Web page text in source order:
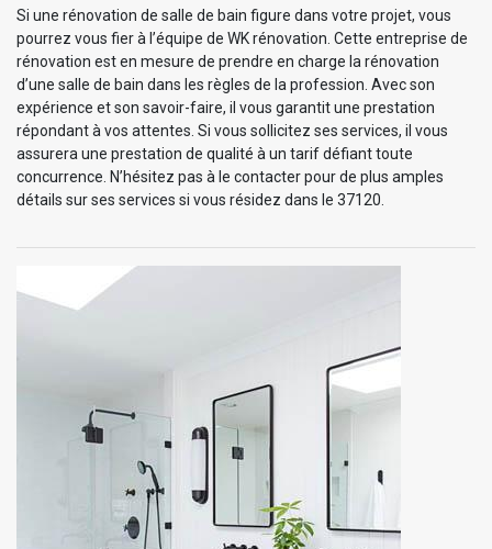
Si une rénovation de salle de bain figure dans votre projet, vous
pourrez vous fier à l’équipe de WK rénovation. Cette entreprise de
rénovation est en mesure de prendre en charge la rénovation
d’une salle de bain dans les règles de la profession. Avec son
expérience et son savoir-faire, il vous garantit une prestation
répondant à vos attentes. Si vous sollicitez ses services, il vous
assurera une prestation de qualité à un tarif défiant toute
concurrence. N’hésitez pas à le contacter pour de plus amples
détails sur ses services si vous résidez dans le 37120.